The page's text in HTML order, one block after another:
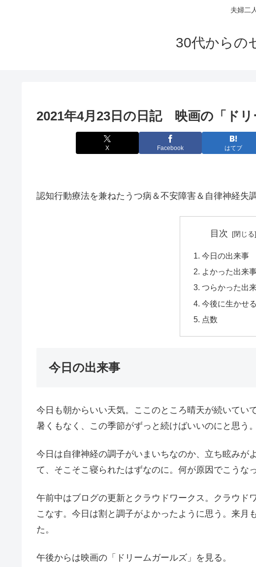
夫婦二
30代からの
2021年4月23日の日記 映画の「ド
X Facebook はてブ
認知行動療法を兼ねたうつ病＆不安障害＆自律神経失
目次
今日の出来事
よかった出来
つらかった出
今後に生かせ
点数
今日の出来事
今日も朝からいい天気。ここのところ晴天が続いてい
暑くもなく、この季節がずっと続けばいいのにと思う。
今日は自律神経の調子がいまいちなのか、立ち眩みが
て、そこそこ寝られたはずなのに。何が原因でこうな
午前中はブログの更新とクラウドワークス。クラウド
こなす。今日は割と調子がよかったように思う。来月
た。
午後からは映画の「ドリームガールズ」を見る。